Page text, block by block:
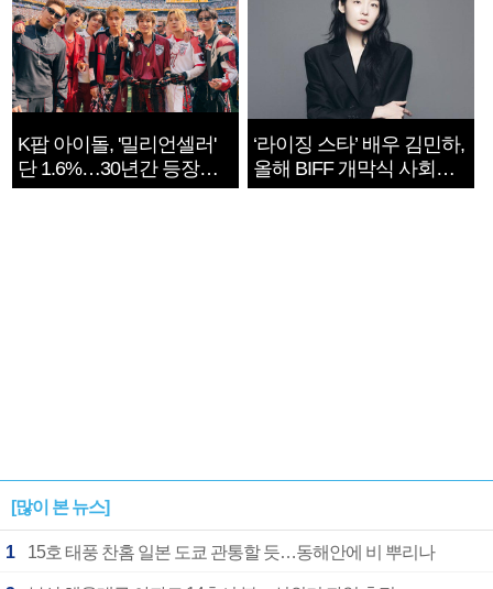
K팝 아이돌, '밀리언셀러'
단 1.6%…30년간 등장
1182개팀 전수조사
‘라이징 스타’ 배우 김민하,
올해 BIFF 개막식 사회자
확정
[많이 본 뉴스]
1 15호 태풍 찬홈 일본 도쿄 관통할 듯…동해안에 비 뿌리나